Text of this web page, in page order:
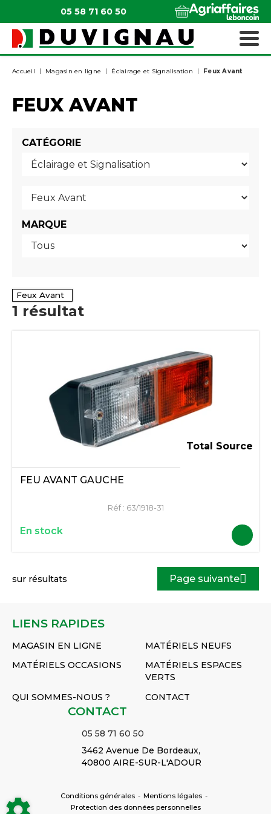
05 58 71 60 50
Accueil Magasin en ligne Éclairage et Signalisation Feux Avant
FEUX AVANT
CATÉGORIE
MARQUE
Feux Avant
1 résultat
FEU AVANT GAUCHE
Réf : 63/1918-31
Total Source
En stock
sur résultats Page suivante
LIENS RAPIDES
MAGASIN EN LIGNE
MATÉRIELS NEUFS
MATÉRIELS OCCASIONS
MATÉRIELS ESPACES
VERTS
QUI SOMMES-NOUS ?
CONTACT
CONTACT
05 58 71 60 50
3462 Avenue De Bordeaux,
40800 AIRE-SUR-L'ADOUR
Conditions générales - Mentions légales -
Protection des données personnelles